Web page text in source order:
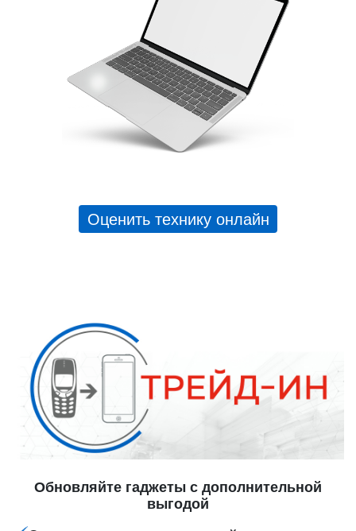
Оценить технику онлайн
Обновляйте гаджеты с дополнительной
выгодой